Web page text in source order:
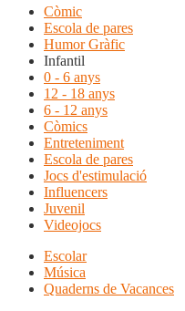
Còmic
Escola de pares
Humor Gràfic
Infantil
0 - 6 anys
12 - 18 anys
6 - 12 anys
Còmics
Entreteniment
Escola de pares
Jocs d'estimulació
Influencers
Juvenil
Videojocs
Escolar
Música
Quaderns de Vacances